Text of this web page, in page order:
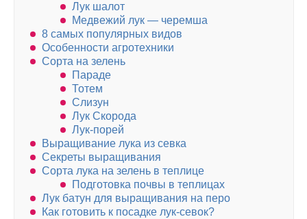
Лук шалот
Медвежий лук — черемша
8 самых популярных видов
Особенности агротехники
Сорта на зелень
Параде
Тотем
Слизун
Лук Скорода
Лук-порей
Выращивание лука из севка
Секреты выращивания
Сорта лука на зелень в теплице
Подготовка почвы в теплицах
Лук батун для выращивания на перо
Как готовить к посадке лук-севок?